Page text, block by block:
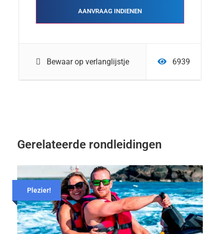
Bewaar op verlanglijstje 6939
Gerelateerde rondleidingen
Plezier!